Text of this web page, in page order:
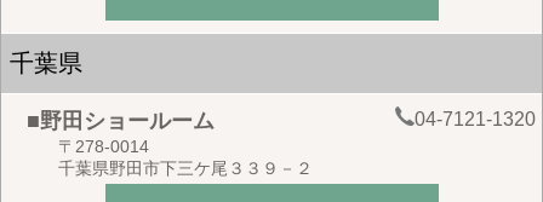
千葉県
■野田ショールーム 04-7121-1320
〒278-0014
千葉県野田市下三ケ尾３３９－２